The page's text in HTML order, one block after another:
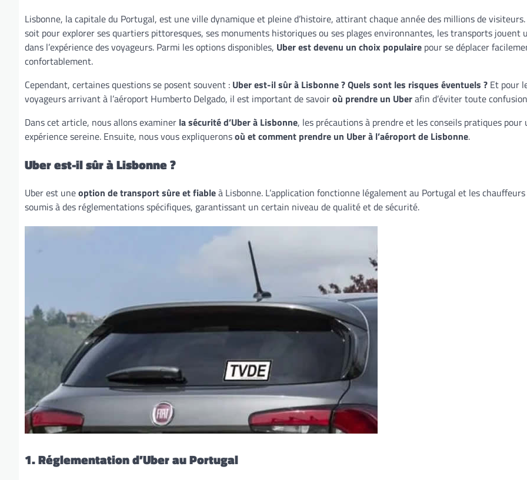
Lisbonne, la capitale du Portugal, est une ville dynamique et pleine d’histoire, attirant chaque année des millions de visiteurs.
soit pour explorer ses quartiers pittoresques, ses monuments historiques ou ses plages environnantes, les transports jouent
dans l’expérience des voyageurs. Parmi les options disponibles, Uber est devenu un choix populaire pour se déplacer
confortablement.
Cependant, certaines questions se posent souvent : Uber est-il sûr à Lisbonne ? Quels sont les risques éventuels ? Et pour
voyageurs arrivant à l’aéroport Humberto Delgado, il est important de savoiroù prendre un Uberafin d’éviter toute
Dans cet article, nous allons examiner la sécurité d’Uber à Lisbonne, les précautions à prendre et les conseils pratiques pour
expérience sereine. Ensuite, nous vous expliqueronsoù et comment prendre un Uber à l’aéroport de Lisbonne.
Uber est-il sûr à Lisbonne ?
Uber est uneoption de transport sûre et fiableà Lisbonne. L’application fonctionne légalement au Portugal et les
soumis à des réglementations spécifiques, garantissant un certain niveau de qualité et de sécurité.
1. Réglementation d’Uber au Portugal